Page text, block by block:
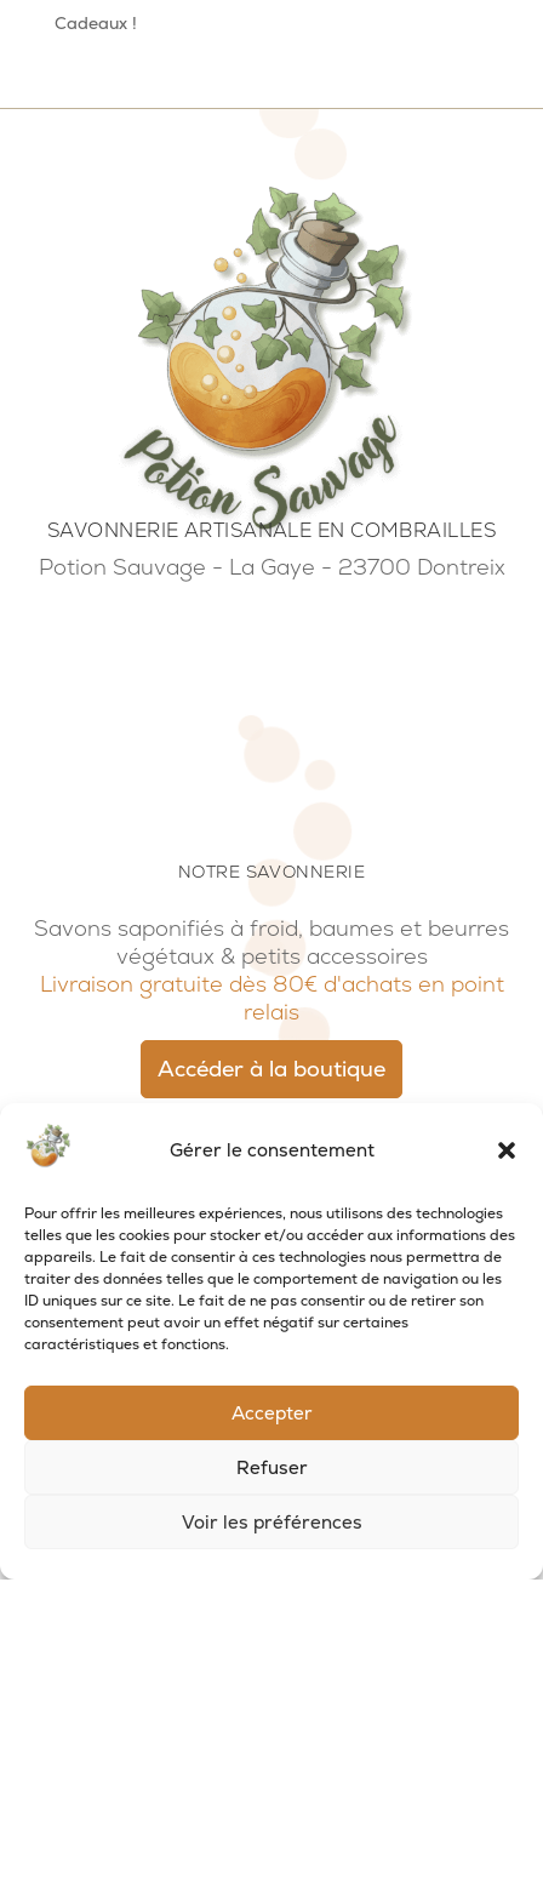
Gérer le consentement
Pour offrir les meilleures expériences, nous utilisons des technologies
telles que les cookies pour stocker et/ou accéder aux informations des
appareils. Le fait de consentir à ces technologies nous permettra de
traiter des données telles que le comportement de navigation ou les
ID uniques sur ce site. Le fait de ne pas consentir ou de retirer son
consentement peut avoir un effet négatif sur certaines
caractéristiques et fonctions.
Accepter
Refuser
Voir les préférences
Cadeaux !
NOTRE SAVONNERIE
Savons saponifiés à froid, baumes et beurres
végétaux & petits accessoires
Livraison gratuite dès 80€ d'achats en point
relais
Accéder à la boutique
SAVONNERIE ARTISANALE EN COMBRAILLES
Potion Sauvage - La Gaye - 23700 Dontreix
RECEVOIR LES NOUVELLES DE LA SAVONNERIE
Inscrivez-vous à notre newsletter pour
recevoir des offres et suivre nos actus